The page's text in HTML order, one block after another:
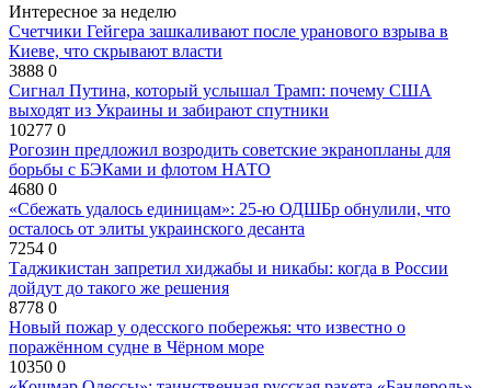
Интересное за неделю
Счетчики Гейгера зашкаливают после уранового взрыва в
Киеве, что скрывают власти
3888 0
Сигнал Путина, который услышал Трамп: почему США
выходят из Украины и забирают спутники
10277 0
Рогозин предложил возродить советские экранопланы для
борьбы с БЭКами и флотом НАТО
4680 0
«Сбежать удалось единицам»: 25-ю ОДШБр обнулили, что
осталось от элиты украинского десанта
7254 0
Таджикистан запретил хиджабы и никабы: когда в России
дойдут до такого же решения
8778 0
Новый пожар у одесского побережья: что известно о
поражённом судне в Чёрном море
10350 0